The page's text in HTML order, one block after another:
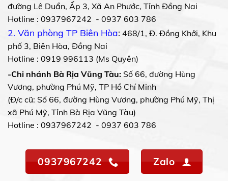
đường Lê Duẩn, Ấp 3, Xã An Phước, Tỉnh Đồng Nai
Hotline : 0937967242 - 0937 603 786
2. Văn phòng TP Biên Hòa: 468/1, Đ. Đồng Khởi, Khu
phố 3, Biên Hòa, Đồng Nai
Hotline : 0919 996113 (Ms Quyên)
-Chi nhánh Bà Rịa Vũng Tàu: Số 66, đường Hùng
Vương, phường Phú Mỹ, TP Hồ Chí Minh
(Đ/c cũ: Số 66, đường Hùng Vương, phường Phú Mỹ, Thị
xã Phú Mỹ, Tỉnh Bà Rịa Vũng Tàu)
Hotline : 0937967242 - 0937 603 786
0937967242 Zalo